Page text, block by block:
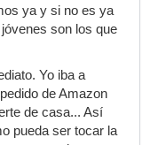
ya y si no es ya
son los que
Yo iba a
de Amazon
de casa... Así
pueda ser tocar la